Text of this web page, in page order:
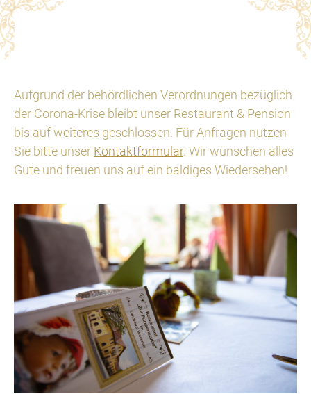
Aufgrund der behördlichen Verordnungen bezüglich
der Corona-Krise bleibt unser Restaurant & Pension
bis auf weiteres geschlossen. Für Anfragen nutzen
Sie bitte unser Kontaktformular. Wir wünschen alles
Gute und freuen uns auf ein baldiges Wiedersehen!